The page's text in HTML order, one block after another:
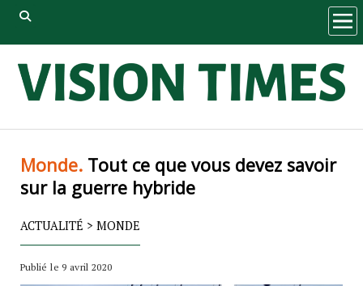
Monde.Tout ce que vous devez savoir
sur la guerre hybride
ACTUALITÉ > MONDE
Publié le 9 avril 2020